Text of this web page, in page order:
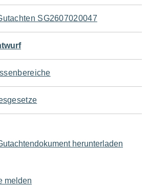
SG2607020047
herunterladen
melden